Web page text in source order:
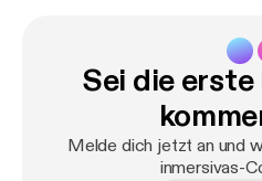
versión escrita, suscríbete
Sei die erste
Melde dich jetzt an und
inmersivas-